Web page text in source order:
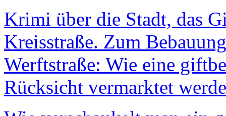
Krimi über die Stadt, das
Kreisstraße. Zum
Werftstraße: Wie eine
Rücksicht vermarktet